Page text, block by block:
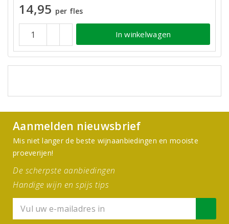
14,95 per fles
In winkelwagen
Aanmelden nieuwsbrief
Mis niet langer de beste wijnaanbiedingen en mooiste
proeverijen!
De scherpste aanbiedingen
Handige wijn en spijs tips